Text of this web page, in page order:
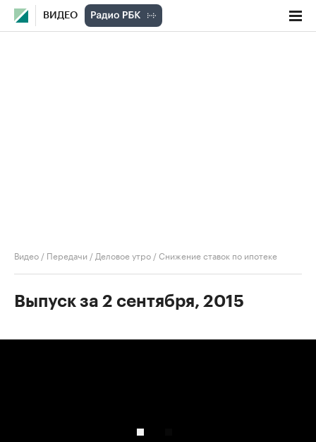
ВИДЕО
Видео / Передачи / Деловое утро /Снижение ставок по ипотеке
Выпуск за 2 сентября, 2015